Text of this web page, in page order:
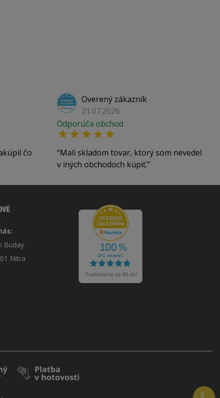
čo
Overený zákazník
21.07.2026
Odporúča obchod
Mali skladom tovar, ktorý som nevedel
v iných obchodoch kúpiť.
Buday
Nitra